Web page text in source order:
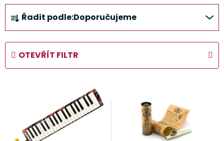
Ř
a
z
e
n
í
Řadit podle:Doporučujeme
OTEVŘÍT FILTR